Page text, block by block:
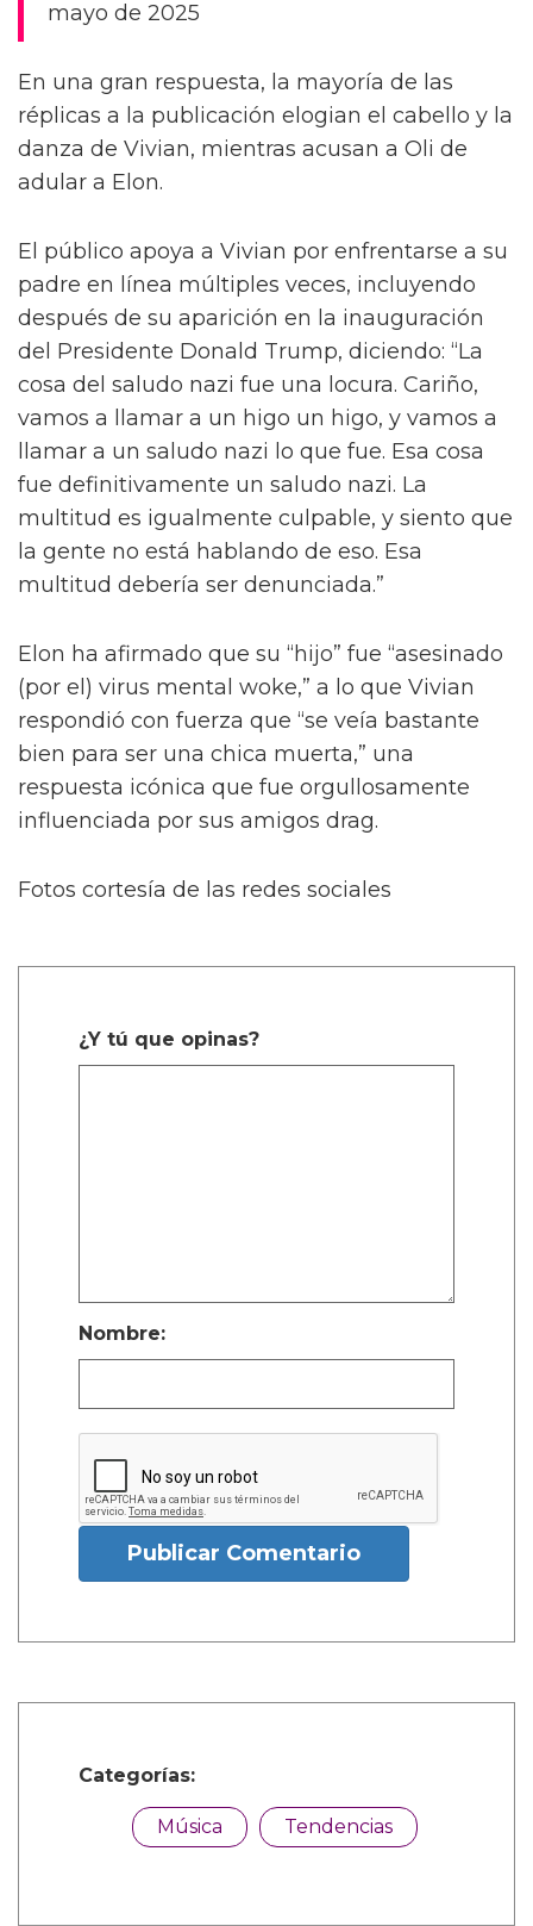
mayo de 2025
En una gran respuesta, la mayoría de las
réplicas a la publicación elogian el cabello y la
danza de Vivian, mientras acusan a Oli de
adular a Elon.
El público apoya a Vivian por enfrentarse a su
padre en línea múltiples veces, incluyendo
después de su aparición en la inauguración
del Presidente Donald Trump, diciendo: “La
cosa del saludo nazi fue una locura. Cariño,
vamos a llamar a un higo un higo, y vamos a
llamar a un saludo nazi lo que fue. Esa cosa
fue definitivamente un saludo nazi. La
multitud es igualmente culpable, y siento que
la gente no está hablando de eso. Esa
multitud debería ser denunciada.”
Elon ha afirmado que su “hijo” fue “asesinado
(por el) virus mental woke,” a lo que Vivian
respondió con fuerza que “se veía bastante
bien para ser una chica muerta,” una
respuesta icónica que fue orgullosamente
influenciada por sus amigos drag.
Fotos cortesía de las redes sociales
¿Y tú que opinas?
Nombre:
Publicar Comentario
Categorías:
Música Tendencias